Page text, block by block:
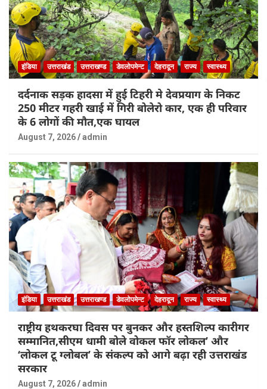
इंडिया उत्तराखंड उत्तराखण्ड डेवलोपमेन्ट देहरादून राज्य स्वास्थ्य
दर्दनाक सड़क हादसा में हुई टिहरी मे देवप्रयाग के निकट
250 मीटर गहरी खाई में गिरी बोलेरो कार, एक ही परिवार
के 6 लोगों की मौत,एक घायल
August 7, 2026 admin
इंडिया उत्तराखंड उत्तराखण्ड डेवलोपमेन्ट देहरादून राज्य स्वास्थ्य
राष्ट्रीय हथकरघा दिवस पर बुनकर और हस्तशिल्प कारीगर
सम्मानित,सीएम धामी बोले वोकल फॉर लोकल’ और
‘लोकल टू ग्लोबल’ के संकल्प को आगे बढ़ा रही उत्तराखंड
सरकार
August 7, 2026 admin